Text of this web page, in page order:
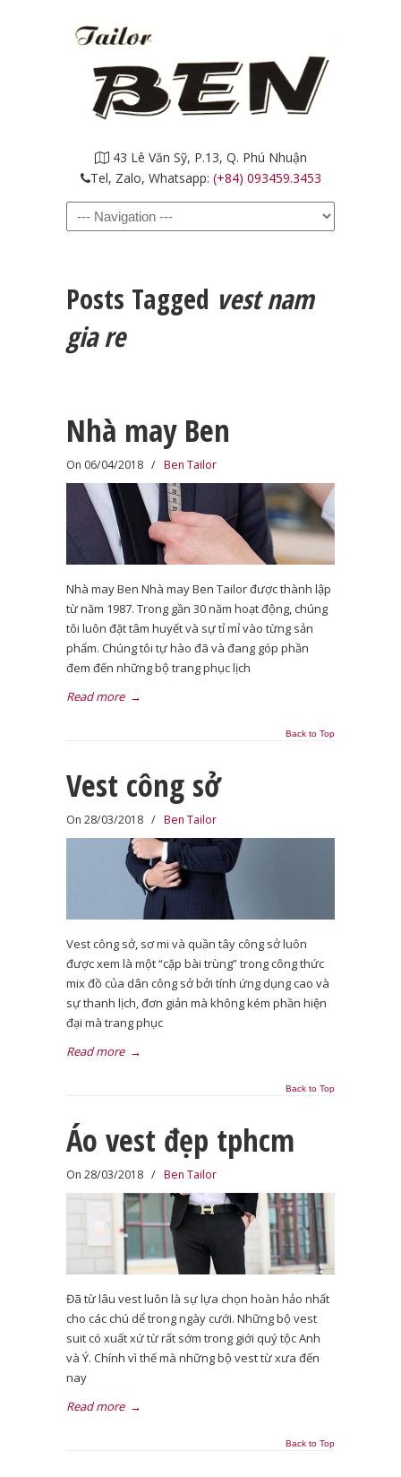
43 Lê Văn Sỹ, P.13, Q. Phú Nhuận
Tel, Zalo, Whatsapp: (+84) 093459.3453
Navigation
Posts Tagged vest nam
gia re
Nhà may Ben
On 06/04/2018 / Ben Tailor
Nhà may Ben Nhà may Ben Tailor được thành lập
từ năm 1987. Trong gần 30 năm hoạt động, chúng
tôi luôn đặt tâm huyết và sự tỉ mỉ vào từng sản
phẩm. Chúng tôi tự hào đã và đang góp phần
đem đến những bộ trang phục lịch
Read more →
Back to Top
Vest công sở
On 28/03/2018 / Ben Tailor
Vest công sở, sơ mi và quần tây công sở luôn
được xem là một “cặp bài trùng” trong công thức
mix đồ của dân công sở bởi tính ứng dụng cao và
sự thanh lịch, đơn giản mà không kém phần hiện
đại mà trang phục
Read more →
Back to Top
Áo vest đẹp tphcm
On 28/03/2018 / Ben Tailor
Đã từ lâu vest luôn là sự lựa chọn hoàn hảo nhất
cho các chú dể trong ngày cưới. Những bộ vest
suit có xuất xứ từ rất sớm trong giới quý tộc Anh
và Ý. Chính vì thế mà những bộ vest từ xưa đến
nay
Read more →
Back to Top